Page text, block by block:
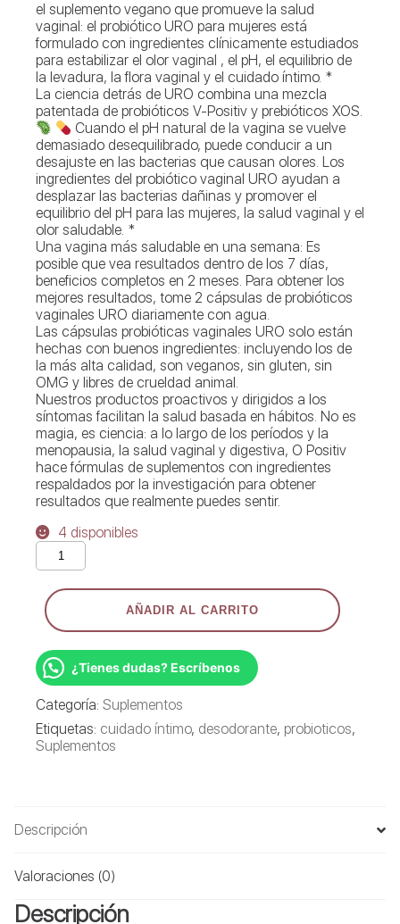
el suplemento vegano que promueve la salud
vaginal: el probiótico URO para mujeres está
formulado con ingredientes clínicamente estudiados
para estabilizar el olor vaginal , el pH, el equilibrio de
la levadura, la flora vaginal y el cuidado íntimo. *
La ciencia detrás de URO combina una mezcla
patentada de probióticos V-Positiv y prebióticos XOS.
Cuando el pH natural de la vagina se vuelve
demasiado desequilibrado, puede conducir a un
desajuste en las bacterias que causan olores. Los
ingredientes del probiótico vaginal URO ayudan a
desplazar las bacterias dañinas y promover el
equilibrio del pH para las mujeres, la salud vaginal y el
olor saludable. *
Una vagina más saludable en una semana: Es
posible que vea resultados dentro de los 7 días,
beneficios completos en 2 meses. Para obtener los
mejores resultados, tome 2 cápsulas de probióticos
vaginales URO diariamente con agua.
Las cápsulas probióticas vaginales URO solo están
hechas con buenos ingredientes: incluyendo los de
la más alta calidad, son veganos, sin gluten, sin
OMG y libres de crueldad animal.
Nuestros productos proactivos y dirigidos a los
síntomas facilitan la salud basada en hábitos. No es
magia, es ciencia: a lo largo de los períodos y la
menopausia, la salud vaginal y digestiva, O Positiv
hace fórmulas de suplementos con ingredientes
respaldados por la investigación para obtener
resultados que realmente puedes sentir.
4 disponibles
URO
PROBIÓTICOS
60
CÁPSULAS
cantidad
AÑADIR AL CARRITO
¿Tienes dudas? Escríbenos
Categoría: Suplementos
Etiquetas: cuidado íntimo, desodorante, probioticos,
Suplementos
Descripción
Valoraciones (0)
Descripción